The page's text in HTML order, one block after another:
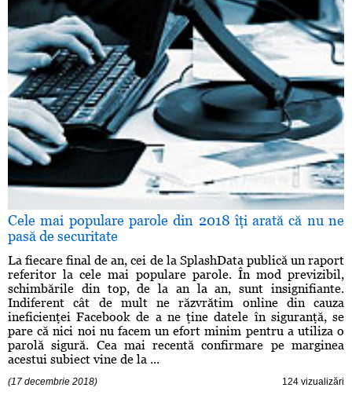
Cele mai populare parole din 2018 îţi arată că nu ne
pasă de securitate
La fiecare final de an, cei de la SplashData publică un raport
referitor la cele mai populare parole. În mod previzibil,
schimbările din top, de la an la an, sunt insignifiante.
Indiferent cât de mult ne răzvrătim online din cauza
ineficienţei Facebook de a ne ţine datele în siguranţă, se
pare că nici noi nu facem un efort minim pentru a utiliza o
parolă sigură. Cea mai recentă confirmare pe marginea
acestui subiect vine de la ...
(17 decembrie 2018) 124 vizualizări